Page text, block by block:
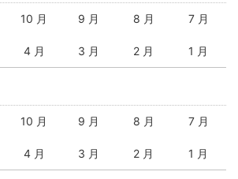
10 月 9 月 8 月 7 月
4 月 3 月 2 月 1 月
10 月 9 月 8 月 7 月
4 月 3 月 2 月 1 月